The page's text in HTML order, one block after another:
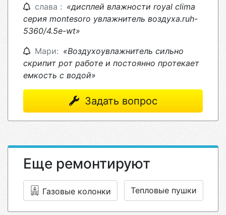
слава : «дисплей влажности royal clima
серия montesoro увлажнитель воздуха.ruh-
5360/4.5e-wt»
Мари: «Воздухоувлажнитель сильно
скрипит рот работе и постоянно протекает
емкость с водой»
Задать вопрос
Еще ремонтируют
Газовые колонки Тепловые пушки